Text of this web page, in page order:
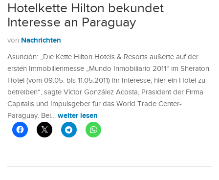
Hotelkette Hilton bekundet
Interesse an Paraguay
von Nachrichten
Asunción: „Die Kette Hilton Hotels & Resorts äußerte auf der
ersten Immobilienmesse „Mundo Inmobiliario 2011“ im Sheraton
Hotel (vom 09.05. bis 11.05.2011) ihr Interesse, hier ein Hotel zu
betreiben“, sagte Víctor González Acosta, Präsident der Firma
Capitalis und Impulsgeber für das World Trade Center-
Paraguay. Bei… weiter lesen